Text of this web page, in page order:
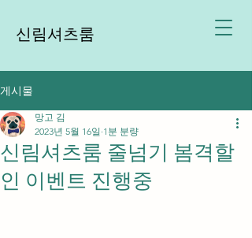
신림셔츠룸
게시물
신림셔츠룸 줄넘기 봄격할
인 이벤트 진행중
망고 김
2023년 5월 16일 1분 분량